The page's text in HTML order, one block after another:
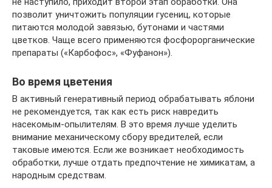
позволит уничтожить популяции гусениц, которые
питаются молодой завязью, бутонами и частями
цветков. Чаще всего применяются фосфорорганические
препараты («Карбофос», «Фуфанон»).
Во время цветения
В активный генеративный период обрабатывать яблони
не рекомендуется, так как есть риск навредить
насекомым-опылителям. В это время лучше уделить
внимание механическому сбору вредителей, если
таковые имеются. Если же возникает необходимость
обработки, лучше отдать предпочтение не химикатам, а
народным средствам.